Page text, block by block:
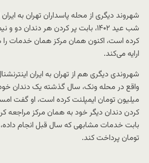
شهروند دیگری از محله پاسداران تهران به
شب عید ۱۴۰۲، بابت پر کردن هر دندان
کرده است، اکنون همان مرکز همان خدمات
ارايه می‌کند.
شهروندی دیگری هم از تهران به ایران
میلیون تومان ایمپلنت کرده است، او گفت
کردن دندان دیگر خود به همان مرکز مراجعه
تومان پرداخت کند.